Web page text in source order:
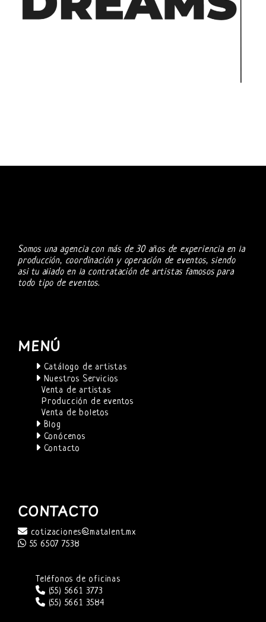
Somos una agencia con más de 30 años de experiencia en la
producción, coordinación y operación de eventos, siendo
asi tu aliado en la contratación de artistas famosos para
todo tipo de eventos.
MENÚ
Catálogo de artistas
Nuestros Servicios
Venta de artistas
Producción de eventos
Venta de boletos
Blog
Conócenos
Contacto
CONTACTO
cotizaciones@matalent.mx
55 6507 7538
Teléfonos de oficinas
(55) 5661 3773
(55) 5661 3584